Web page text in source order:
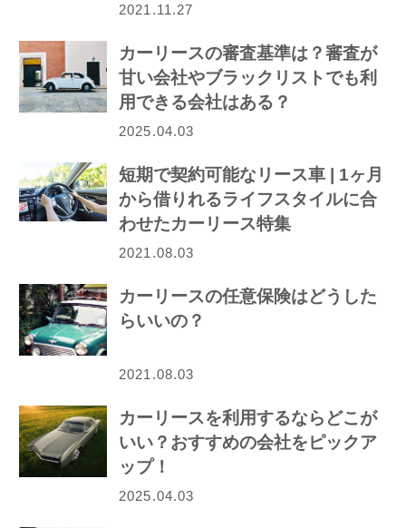
2021.11.27
カーリースの審査基準は？審査が
甘い会社やブラックリストでも利
用できる会社はある？
2025.04.03
短期で契約可能なリース車 | 1ヶ月
から借りれるライフスタイルに合
わせたカーリース特集
2021.08.03
カーリースの任意保険はどうした
らいいの？
2021.08.03
カーリースを利用するならどこが
いい？おすすめの会社をピックア
ップ！
2025.04.03